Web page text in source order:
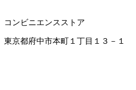
コンビニエンスストア
東京都府中市本町１丁目１３－１